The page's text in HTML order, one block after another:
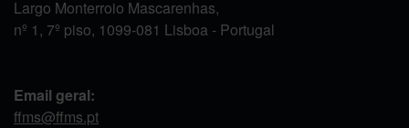
Largo Monterroio Mascarenhas,
nº 1, 7º piso, 1099-081 Lisboa - Portugal
Email geral:
ffms@ffms.pt